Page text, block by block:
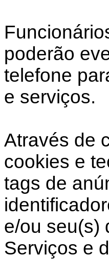
poderão
telefone
e serviços.
Através de
cookies e
tags de
e/ou seu(s)
Serviços e